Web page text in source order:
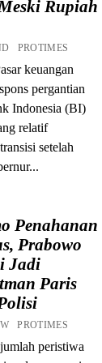
Rupiah
PROTIMES
keuangan
pergantian
Indonesia (BI)
relatif
setelah
Penahanan
Prabowo
Jadi
Paris
PROTIMES
peristiwa